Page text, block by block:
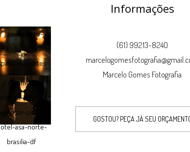
Informações
(61) 99213-8240
Marcelo Gomes Fotografia
GOSTOU? PEÇA JÁ SEU